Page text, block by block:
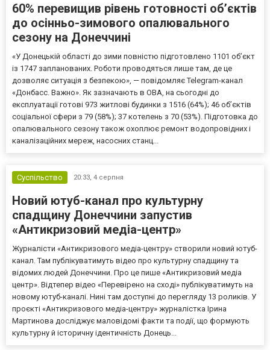
60% перевищив рівень готовності об’єктів
до осінньо-зимового опалювального
сезону на Донеччині
«У Донецькій області до зими повністю підготовлено 1101 об’єкт
із 1747 запланованих. Роботи проводяться лише там, де це
дозволяє ситуація з безпекою», — повідомляє Telegram-канал
«Донбасс. Важно». Як зазначають в ОВА, на сьогодні до
експлуатації готові 973 житлові будинки з 1516 (64%); 46 об’єктів
соціальної сфери з 79 (58%); 37 котелень з 70 (53%). Підготовка до
опалювального сезону також охоплює ремонт водопровідних і
каналізаційних мереж, насосних станц...
Суспільство 20:33, 4 серпня
Новий ютуб-канал про культурну
спадщину Донеччини запустив
«Антикризовий медіа-центр»
Журналісти «Антикризового медіа-центру» створили новий ютуб-
канал. Там публікуватимуть відео про культурну спадщину та
відомих людей Донеччини. Про це пише «Антикризовий медіа
центр». Відтепер відео «Перевірено на сході» публікуватимуть на
новому ютуб-каналі. Нині там доступні до перегляду 13 роликів. У
проєкті «Антикризового медіа-центру» журналістка Ірина
Мартинова досліджує маловідомі факти та події, що формують
культурну й історичну ідентичність Донець...